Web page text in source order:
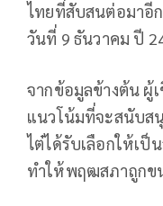
ไทยที่สับสนต่อมาอี
วันที่ 9 ธันวาคม ปี
จากข้อมูลข้างต้น ผู้
แนวโน้มที่จะสนับส
ไต๋ได้รับเลือกให้เ
ทำให้พฤฒสภาถูกข